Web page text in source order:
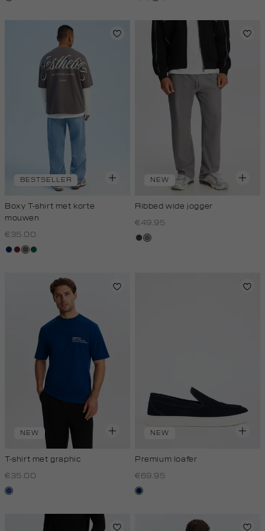
melee
donker
BESTSELLER
Boxy T-shirt met korte
mouwen
€35.00
donkerblauw
bordeaux
lichtbruin
donkergroen
NEW
Ribbed wide jogger
€49.95
choco
middengrijs
NEW
T-shirt met graphic
€35.00
kobaltblauw
NEW
Premium loafer
€69.95
donkerblauw